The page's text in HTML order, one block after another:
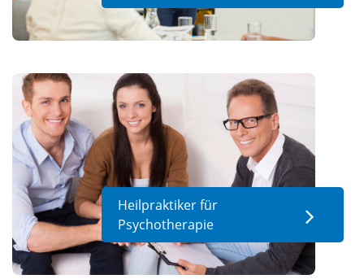
Heilpraktiker für
Psychotherapie